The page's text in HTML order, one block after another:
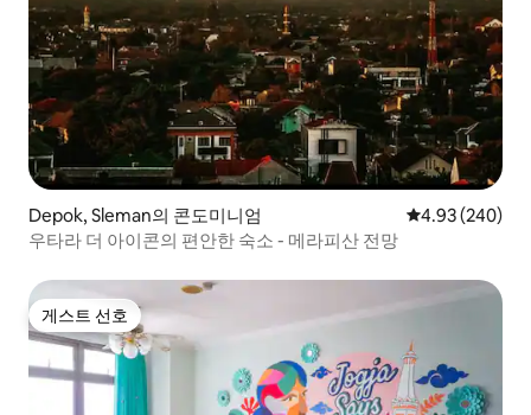
Depok, Sleman의 콘도미니엄 평점 4.93점(5
4.93 (240)
우타라 더 아이콘의 편안한 숙소 - 메라피산 전망
게스트 선호
게스트 선호